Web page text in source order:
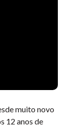
muito novo
12 anos de